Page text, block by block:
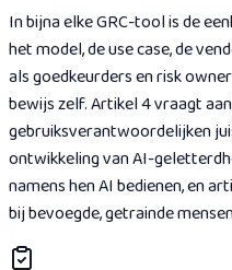
In bijna elke GRC-tool is de
het model, de use case, de
als goedkeurders en risk
bewijs zelf. Artikel 4 vraagt
gebruiksverantwoordelijken
ontwikkeling van AI-
namens hen AI bedienen, en
bij bevoegde, getrainde